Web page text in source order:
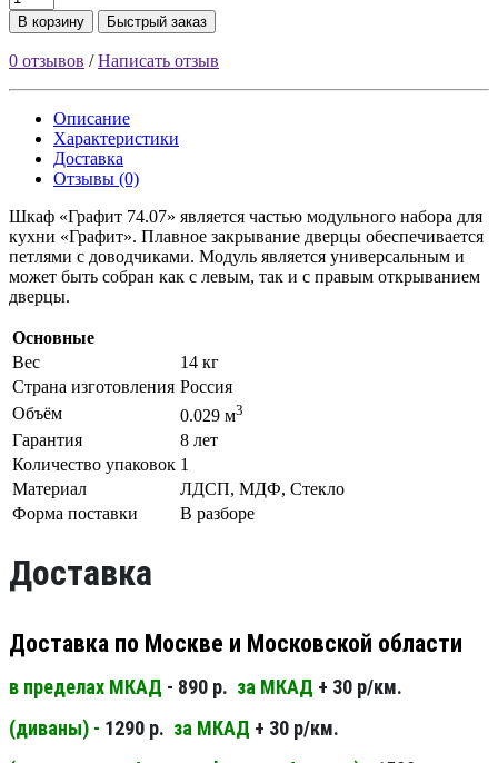
В корзину Быстрый заказ
0 отзывов /Написать отзыв
Описание
Характеристики
Доставка
Отзывы (0)
Шкаф «Графит 74.07» является частью модульного набора для
кухни «Графит». Плавное закрывание дверцы обеспечивается
петлями с доводчиками. Модуль является универсальным и
может быть собран как с левым, так и с правым открыванием
дверцы.
Основные
Вес
14 кг
Страна изготовления Россия
Объём
0.029 м3
Гарантия
8 лет
Количество упаковок 1
Материал
ЛДСП, МДФ, Стекло
Форма поставки
В разборе
Доставка
Доставка по Москве и Московской области
в пределах МКАД - 890 р. за МКАД + 30 р/км.
(диваны) - 1290 р. за МКАД + 30 р/км.